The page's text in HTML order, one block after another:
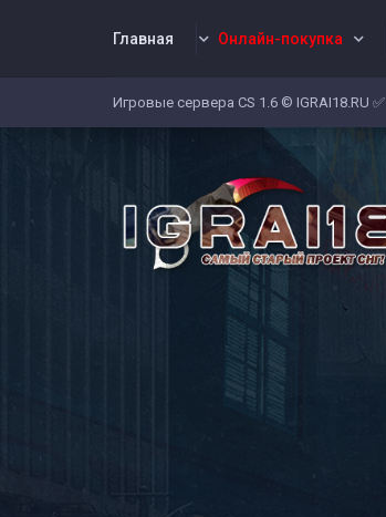
Главная Онлайн-покупка
Игровые сервера CS 1.6 © IGRAI18.RU ✅